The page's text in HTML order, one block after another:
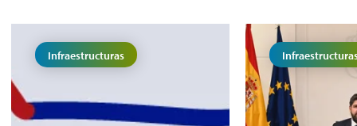
Infraestructuras